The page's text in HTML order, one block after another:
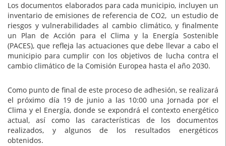
Los documentos elaborados para cada municipio, incluyen un
inventario de emisiones de referencia de CO2, un estudio de
riesgos y vulnerabilidades al cambio climático, y finalmente
un Plan de Acción para el Clima y la Energía Sostenible
(PACES), que refleja las actuaciones que debe llevar a cabo el
municipio para cumplir con los objetivos de lucha contra el
cambio climático de la Comisión Europea hasta el año 2030.
Como punto de final de este proceso de adhesión, se realizará
el próximo día 19 de junio a las 10:00 una Jornada por el
Clima y el Energía, donde se expondrá el contexto energético
actual, así como las características de los documentos
realizados, y algunos de los resultados energéticos
obtenidos.